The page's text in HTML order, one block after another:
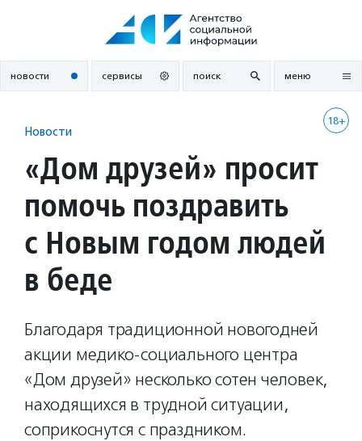
новости сервисы поиск меню
18+
Новости
«Дом друзей» просит
помочь поздравить
с Новым годом людей
в беде
Благодаря традиционной новогодней
акции медико-социального центра
«Дом друзей» несколько сотен человек,
находящихся в трудной ситуации,
соприкоснутся с праздником.